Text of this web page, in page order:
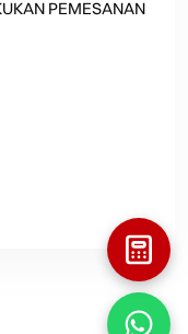
PEMESANAN